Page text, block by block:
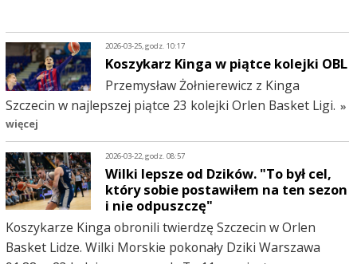
2026-03-25, godz. 10:17
Koszykarz Kinga w piątce kolejki OBL
Przemysław Żołnierewicz z Kinga
Szczecin w najlepszej piątce 23 kolejki Orlen Basket Ligi. »
więcej
2026-03-22, godz. 08:57
Wilki lepsze od Dzików. "To był cel,
który sobie postawiłem na ten sezon
i nie odpuszczę"
Koszykarze Kinga obronili twierdzę Szczecin w Orlen
Basket Lidze. Wilki Morskie pokonały Dziki Warszawa